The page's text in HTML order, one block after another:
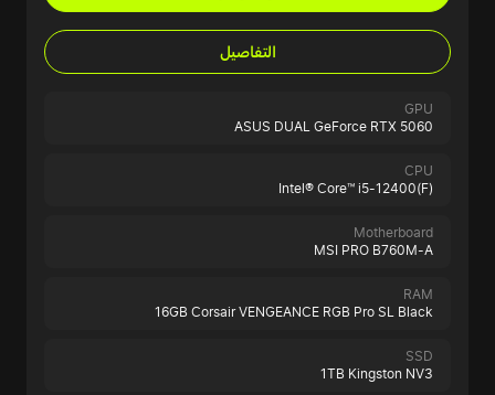
التفاصيل
GPU
ASUS DUAL GeForce RTX 5060
CPU
Intel® Core™ i5-12400(F)
Motherboard
MSI PRO B760M-A
RAM
16GB Corsair VENGEANCE RGB Pro SL Black
SSD
1TB Kingston NV3